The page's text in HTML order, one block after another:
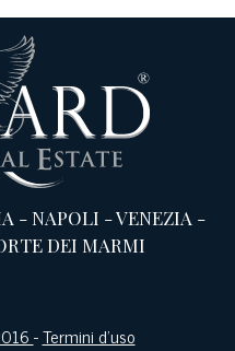
-NAPOLI -VENEZIA -
DEI MARMI
-Termini d’uso